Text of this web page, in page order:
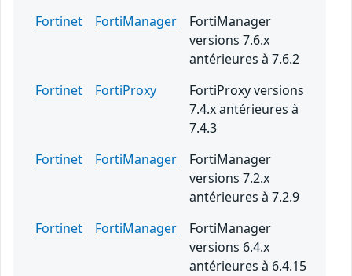
Fortinet
FortiManager
FortiManager
versions 7.6.x
antérieures à 7.6.2
Fortinet
FortiProxy
FortiProxy versions
7.4.x antérieures à
7.4.3
Fortinet
FortiManager
FortiManager
versions 7.2.x
antérieures à 7.2.9
Fortinet
FortiManager
FortiManager
versions 6.4.x
antérieures à 6.4.15